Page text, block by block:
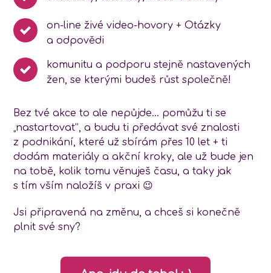
on-line živé video-hovory + Otázky
a odpovědi
komunitu a podporu stejně nastavených
žen, se kterými budeš růst společně!
Bez tvé akce to ale nepůjde… pomůžu ti se
„nastartovat“, a budu ti předávat své znalosti
z podnikání, které už sbírám přes 10 let + ti
dodám materiály a akční kroky, ale už bude jen
na tobě, kolik tomu věnuješ času, a taky jak
s tím vším naložíš v praxi 😉
Jsi připravená na změnu, a chceš si konečně
plnit své sny?